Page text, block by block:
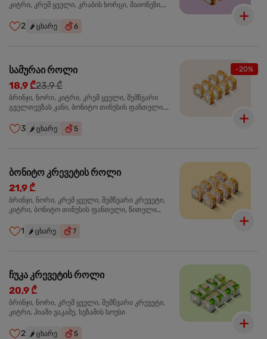
კიტრი, კრემ ყველი, კრაბის ხორცი, მაიონეზი,
2 🌶️ ცხარე 6
-20%
სამურაი როლი
18,9 ₾23,9 ₾
ბრინჯი, ნორი, კიტრი, კრემ ყველი, შემწვარი
გველთევზას კანი, ბონიტო თინუსის ფანთელი,
3 🌶️ ცხარე 5
ბონიტო კრევეტის როლი
21,9 ₾
ბრინჯი, ნორი, კრემ ყველი, შემწვარი კრევეტი,
კიტრი, ბონიტო თინუსის ფანთელი, წითელი
1 🌶️ ცხარე 7
ჩუკა კრევეტის როლი
20,9 ₾
ბრინჯი, ნორი, კრემ ყველი, შემწვარი კრევეტი,
კიტრი, ჰიაში ვაკამე, სეზამის სოუსი
2 🌶️ ცხარე 5